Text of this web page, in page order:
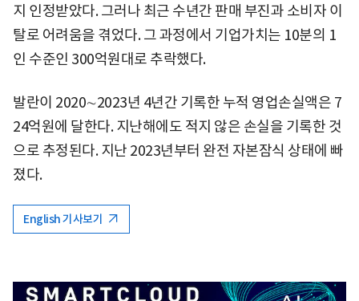
지 인정받았다. 그러나 최근 수년간 판매 부진과 소비자 이
탈로 어려움을 겪었다. 그 과정에서 기업가치는 10분의 1
인 수준인 300억원대로 추락했다.
발란이 2020∼2023년 4년간 기록한 누적 영업손실액은 7
24억원에 달한다. 지난해에도 적지 않은 손실을 기록한 것
으로 추정된다. 지난 2023년부터 완전 자본잠식 상태에 빠
졌다.
English 기사보기